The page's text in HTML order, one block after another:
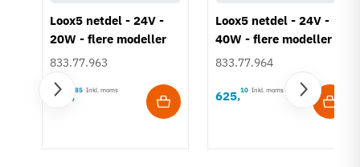
Loox5 netdel - 24V -
20W - flere modeller
833.77.963
439 ,85 Inkl. moms
Loox5 netdel - 24V -
40W - flere modeller
833.77.964
625,10 Inkl. moms